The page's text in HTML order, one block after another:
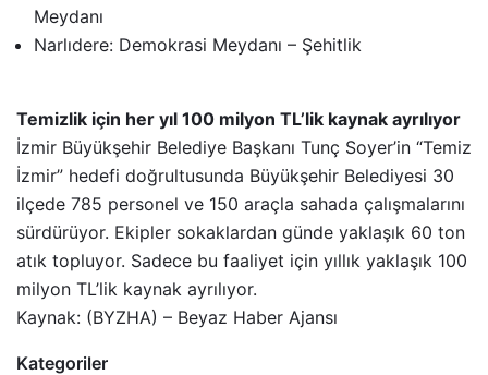
Meydanı
Narlıdere: Demokrasi Meydanı – Şehitlik
Temizlik için her yıl 100 milyon TL’lik kaynak ayrılıyor
İzmir Büyükşehir Belediye Başkanı Tunç Soyer’in “Temiz
İzmir” hedefi doğrultusunda Büyükşehir Belediyesi 30
ilçede 785 personel ve 150 araçla sahada çalışmalarını
sürdürüyor. Ekipler sokaklardan günde yaklaşık 60 ton
atık topluyor. Sadece bu faaliyet için yıllık yaklaşık 100
milyon TL’lik kaynak ayrılıyor.
Kaynak: (BYZHA) – Beyaz Haber Ajansı
Kategoriler